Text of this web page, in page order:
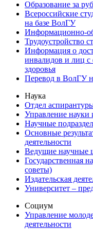
Образование за
Всероссийские
на базе ВолГУ
Информационно-
Трудоустройство
Информация о
инвалидов и лиц
здоровья
Перевод в ВолГУ
Наука
Отдел
Управление науки
Научные
Основные
деятельности
Ведущие научные
Государственная
советы)
Издательская
Университет –
Социум
Управление
деятельности